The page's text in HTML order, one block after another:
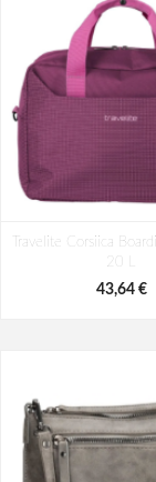
Travelite Corsiica
43,64 €